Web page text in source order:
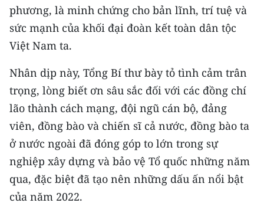
phương, là minh chứng cho bản lĩnh, trí tuệ và
sức mạnh của khối đại đoàn kết toàn dân tộc
Việt Nam ta.
Nhân dịp này, Tổng Bí thư bày tỏ tình cảm trân
trọng, lòng biết ơn sâu sắc đối với các đồng chí
lão thành cách mạng, đội ngũ cán bộ, đảng
viên, đồng bào và chiến sĩ cả nước, đồng bào ta
ở nước ngoài đã đóng góp to lớn trong sự
nghiệp xây dựng và bảo vệ Tổ quốc những năm
qua, đặc biệt đã tạo nên những dấu ấn nổi bật
của năm 2022.